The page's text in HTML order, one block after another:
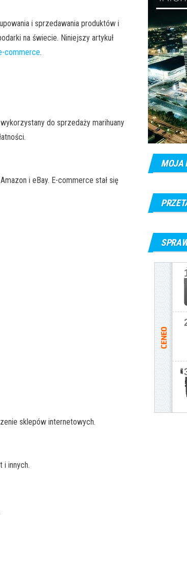
i sprzedawania produktów i
na świecie. Niniejszy artykuł
commerce.
do sprzedaży marihuany
i eBay. E-commerce stał się
sklepów internetowych.
i innych.
MOJA